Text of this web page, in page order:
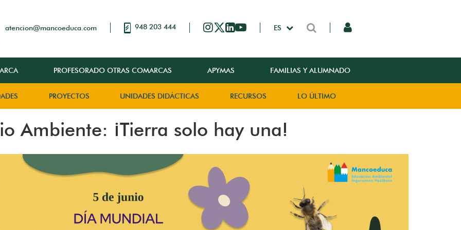
atencion@mancoeduca.com 948 203 444 ES
PROFESORADO OTRAS COMARCAS APYMAS FAMILIAS Y ALUMNADO
PROYECTOS UNIDADES DIDÁCTICAS RECURSOS LO ÚLTIMO
Ambiente: ¡Tierra solo hay una!